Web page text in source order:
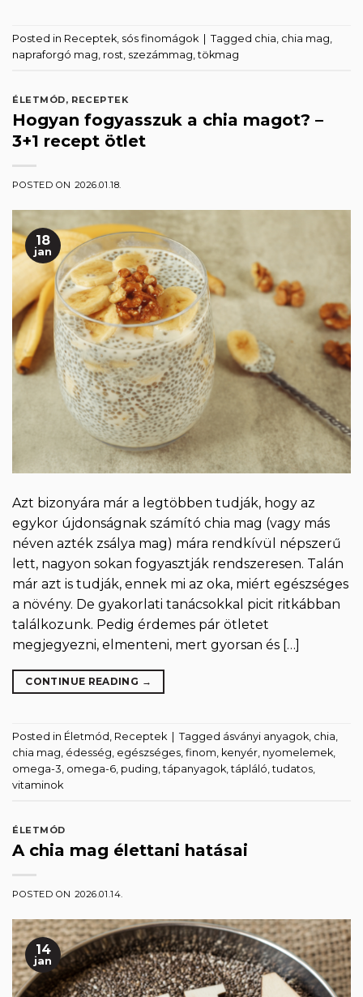
Posted in Receptek, sós finomágok Tagged chia, chia mag,
napraforgó mag, rost, szezámmag,tökmag
ÉLETMÓD, RECEPTEK
Hogyan fogyasszuk a chia magot? –
3+1 recept ötlet
POSTED ON 2026.01.18.
18
jan
Azt bizonyára már a legtöbben tudják, hogy az
egykor újdonságnak számító chia mag (vagy más
néven azték zsálya mag) mára rendkívül népszerű
lett, nagyon sokan fogyasztják rendszeresen. Talán
már azt is tudják, ennek mi az oka, miért egészséges
a növény. De gyakorlati tanácsokkal picit ritkábban
találkozunk. Pedig érdemes pár ötletet
megjegyezni, elmenteni, mert gyorsan és […]
CONTINUE READING →
Posted in Életmód , Receptek Tagged ásványi anyagok, chia,
chia mag, édesség, egészséges, finom, kenyér, nyomelemek,
omega-3, omega-6, puding,tápanyagok,tápláló,tudatos,
vitaminok
ÉLETMÓD
A chia mag élettani hatásai
POSTED ON 2026.01.14.
14
jan